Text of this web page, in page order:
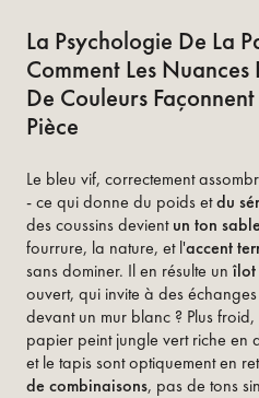
La Psychologie De La
Comment Les Nuances
De Couleurs
Pièce
Le bleu vif, correctement
- ce qui donne du poids etdu
des coussins devientun ton sable
fourrure, la nature, et l'accent
sans dominer. Il en résulte un îlot
ouvert, qui invite à des
devant un mur blanc ? Plus
papier peint jungle vert riche en
et le tapis sont optiquement en
de combinaisons, pas de tons